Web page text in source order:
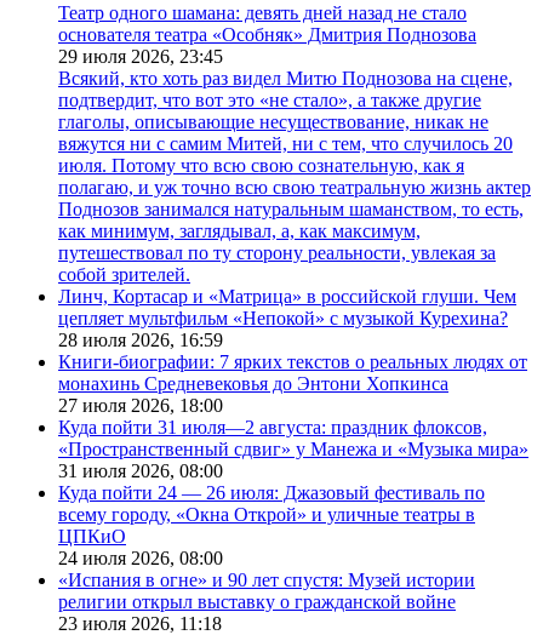
Театр одного шамана: девять дней назад не стало
основателя театра «Особняк» Дмитрия Поднозова
29 июля 2026, 23:45
Всякий, кто хоть раз видел Митю Поднозова на сцене,
подтвердит, что вот это «не стало», а также другие
глаголы, описывающие несуществование, никак не
вяжутся ни с самим Митей, ни с тем, что случилось 20
июля. Потому что всю свою сознательную, как я
полагаю, и уж точно всю свою театральную жизнь актер
Поднозов занимался натуральным шаманством, то есть,
как минимум, заглядывал, а, как максимум,
путешествовал по ту сторону реальности, увлекая за
собой зрителей.
Линч, Кортасар и «Матрица» в российской глуши. Чем
цепляет мультфильм «Непокой» с музыкой Курехина?
28 июля 2026, 16:59
Книги-биографии: 7 ярких текстов о реальных людях от
монахинь Средневековья до Энтони Хопкинса
27 июля 2026, 18:00
Куда пойти 31 июля—2 августа: праздник флоксов,
«Пространственный сдвиг» у Манежа и «Музыка мира»
31 июля 2026, 08:00
Куда пойти 24 — 26 июля: Джазовый фестиваль по
всему городу, «Окна Открой» и уличные театры в
ЦПКиО
24 июля 2026, 08:00
«Испания в огне» и 90 лет спустя: Музей истории
религии открыл выставку о гражданской войне
23 июля 2026, 11:18